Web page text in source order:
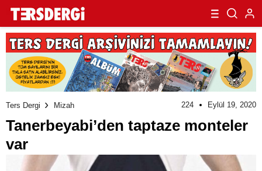
Ters Dergi Mizah 224 Eylül 19, 2020
Tanerbeyabi’den taptaze monteler
var